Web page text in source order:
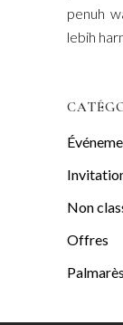
penuh
lebih
Non
Offres
Palmarès